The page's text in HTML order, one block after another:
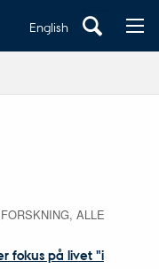
English
ALLE
fokus på livet "i